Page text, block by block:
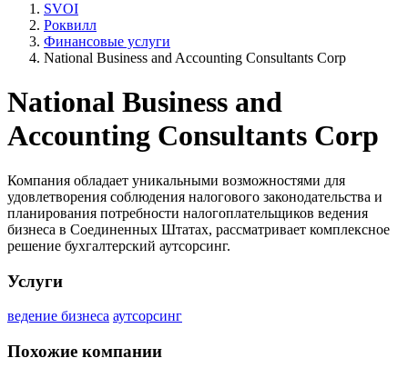
SVOI
Роквилл
Финансовые услуги
National Business and Accounting Consultants Corp
National Business and
Accounting Consultants Corp
Компания обладает уникальными возможностями для
удовлетворения соблюдения налогового законодательства и
планирования потребности налогоплательщиков ведения
бизнеса в Соединенных Штатах, рассматривает комплексное
решение бухгалтерский аутсорсинг.
Услуги
ведение бизнеса аутсорсинг
Похожие компании